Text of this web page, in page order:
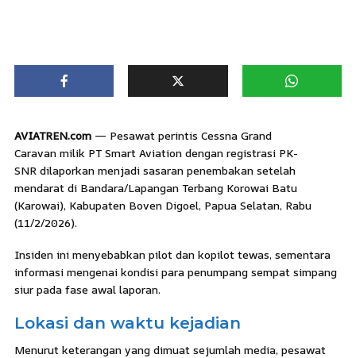
AVIATREN.com — Pesawat perintis Cessna Grand
Caravan milik PT Smart Aviation dengan registrasi PK-
SNR dilaporkan menjadi sasaran penembakan setelah
mendarat di Bandara/Lapangan Terbang Korowai Batu
(Karowai), Kabupaten Boven Digoel, Papua Selatan, Rabu
(11/2/2026).
Insiden ini menyebabkan pilot dan kopilot tewas, sementara
informasi mengenai kondisi para penumpang sempat simpang
siur pada fase awal laporan.
Lokasi dan waktu kejadian
Menurut keterangan yang dimuat sejumlah media, pesawat